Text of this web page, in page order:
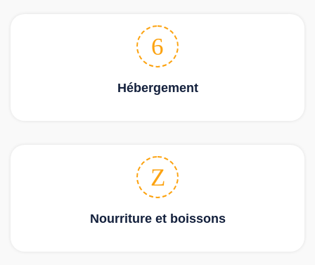
Hébergement
Nourriture et boissons